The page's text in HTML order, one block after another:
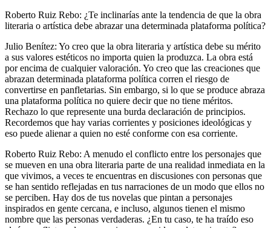
Roberto Ruiz Rebo: ¿Te inclinarías ante la tendencia de que la obra
literaria o artística debe abrazar una determinada plataforma política?
Julio Benítez: Yo creo que la obra literaria y artística debe su mérito
a sus valores estéticos no importa quien la produzca. La obra está
por encima de cualquier valoración. Yo creo que las creaciones que
abrazan determinada plataforma política corren el riesgo de
convertirse en panfletarias. Sin embargo, si lo que se produce abraza
una plataforma política no quiere decir que no tiene méritos.
Rechazo lo que represente una burda declaración de principios.
Recordemos que hay varias corrientes y posiciones ideológicas y
eso puede alienar a quien no esté conforme con esa corriente.
Roberto Ruiz Rebo: A menudo el conflicto entre los personajes que
se mueven en una obra literaria parte de una realidad inmediata en la
que vivimos, a veces te encuentras en discusiones con personas que
se han sentido reflejadas en tus narraciones de un modo que ellos no
se perciben. Hay dos de tus novelas que pintan a personajes
inspirados en gente cercana, e incluso, algunos tienen el mismo
nombre que las personas verdaderas. ¿En tu caso, te ha traído eso